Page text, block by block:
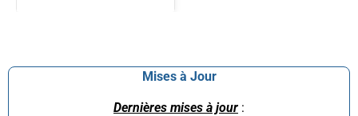
Mises à Jour
Dernières mises à jour :